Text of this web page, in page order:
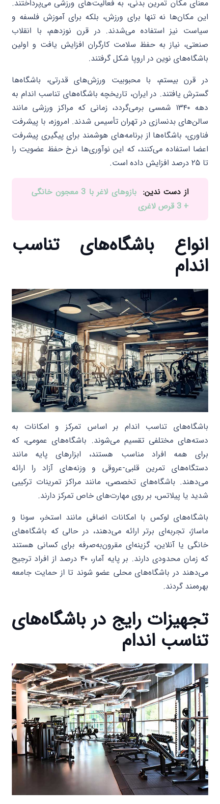
معنای مکان تمرین بدنی، به فعالیت‌های ورزشی می‌پرداختند.
این مکان‌ها نه تنها برای ورزش، بلکه برای آموزش فلسفه و
سیاست نیز استفاده می‌شدند. در قرن نوزدهم، با انقلاب
صنعتی، نیاز به حفظ سلامت کارگران افزایش یافت و اولین
باشگاه‌های نوین در اروپا شکل گرفتند.
در قرن بیستم، با محبوبیت ورزش‌های قدرتی، باشگاه‌ها
گسترش یافتند. در ایران، تاریخچه باشگاه‌های تناسب اندام به
دهه ۱۳۴۰ شمسی برمی‌گردد، زمانی که مراکز ورزشی مانند
سالن‌های بدنسازی در تهران تأسیس شدند. امروزه، با پیشرفت
فناوری، باشگاه‌ها از برنامه‌های هوشمند برای پیگیری پیشرفت
اعضا استفاده می‌کنند، که این نوآوری‌ها نرخ حفظ عضویت را
تا ۲۵ درصد افزایش داده است.
از دست ندین:
بازوهای لاغر با 3 معجون خانگی
+ 3 قرص لاغری
انواع باشگاه‌های تناسب
اندام
باشگاه‌های تناسب اندام بر اساس تمرکز و امکانات به
دسته‌های مختلفی تقسیم می‌شوند. باشگاه‌های عمومی، که
برای همه افراد مناسب هستند، ابزارهای پایه مانند
دستگاه‌های تمرین قلبی-عروقی و وزنه‌های آزاد را ارائه
می‌دهند. باشگاه‌های تخصصی، مانند مراکز تمرینات ترکیبی
شدید یا پیلاتس، بر روی مهارت‌های خاص تمرکز دارند.
باشگاه‌های لوکس با امکانات اضافی مانند استخر، سونا و
ماساژ، تجربه‌ای برتر ارائه می‌دهند، در حالی که باشگاه‌های
خانگی یا آنلاین، گزینه‌ای مقرون‌به‌صرفه برای کسانی هستند
که زمان محدودی دارند. بر پایه آمار، ۴۰ درصد از افراد ترجیح
می‌دهند در باشگاه‌های محلی عضو شوند تا از حمایت جامعه
بهره‌مند گردند.
تجهیزات رایج در باشگاه‌های
تناسب اندام